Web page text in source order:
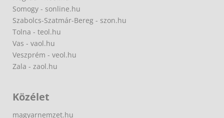
Somogy - sonline.hu
Szabolcs-Szatmár-Bereg - szon.hu
Tolna - teol.hu
Vas - vaol.hu
Veszprém - veol.hu
Zala - zaol.hu
Közélet
magyarnemzet.hu